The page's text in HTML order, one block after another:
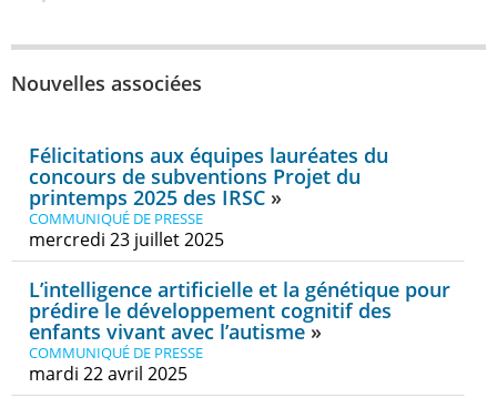
Nouvelles associées
Félicitations aux équipes lauréates du
concours de subventions Projet du
printemps 2025 des IRSC
COMMUNIQUÉ DE PRESSE
mercredi 23 juillet 2025
L’intelligence artificielle et la génétique pour
prédire le développement cognitif des
enfants vivant avec l’autisme
COMMUNIQUÉ DE PRESSE
mardi 22 avril 2025